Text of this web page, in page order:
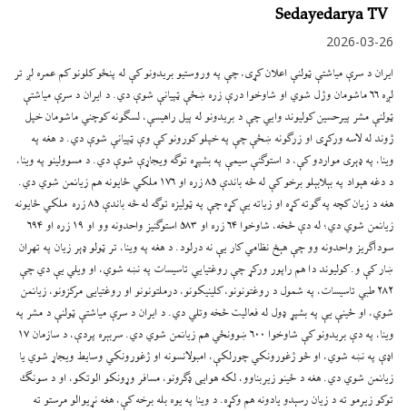
Sedayedarya TV
2026-03-26
ایران د سرې میاشتې ټولنې اعلان کړی، چې په وروستیو بریدونو کې له پنځو کلونو کم عمره لږ تر
لږه ۶۶ ماشومان وژل شوي او شاوخوا درې زره ښځې ټپیانې شوې دي. د ایران د سرې میاشتې
ټولنې مشر پیرحسین کولیوند وايي چې د بریدونو له پیل راهیسې، لسګونه کوچني ماشومان خپل
ژوند له لاسه ورکړی او زرګونه ښځې چې په خپلو کورونو کې وې ټپیانې شوې دي. د هغه په ​​
وینا، په ډېری مواردو کې، د استوګنې سیمې په بشپړه توګه ویجاړې شوې دي. د مسوولینو په وینا،
د دغه هېواد په بېلابېلو برخو کې له څه باندې ۸۵ زره او ۱۷۶ ملکي ځایونه هم زیانمن شوي دي.
هغه د زیان کچه په ګوته کړه او زیاته یې کړه چې په ټولیزه توګه له څه باندې ۸۵ زره ملکي ځایونه
زیانمن شوي دي؛ له دې څخه، شاوخوا ۶۴ زره او ۵۸۳ استوګنیز واحدونه وو او ۱۹ زره او ۶۹۴
سوداګریز واحدونه وو چې هېڅ نظامي کار یې نه درلود. د هغه په ​​وینا، تر ټولو ډېر زیان په تهران
ښار کې و. کولیوند دا هم راپور ورکړ چې روغتیايي تاسیسات په نښه شوي، او ویلي یې دي چې
۲۸۲ طبي تاسیسات، په شمول د روغتونونو، کلینیکونو، درملتونونو او روغتیایی مرکزونو، زیانمن
شوي، او ځینې یې په بشپړ ډول له فعالیت څخه وتلي دي. د ایران د سرې میاشتې ټولنې د مشر په
وینا، په دې بریدونو کې شاوخوا ۶۰۰ ښوونځي هم زیانمن شوي دي. سربېره پردې، د سازمان ۱۷
اډې په نښه شوي، او څو ژغورونکي چورلکې، امبولانسونه او ژغورونکي وسایط ویجاړ شوي یا
زیانمن شوي دي. هغه د ځینو زیربناوو، لکه هوایی ډګرونو، مسافر وړونکو الوتکو، او د سونګ
توکو زیرمو ته د زیان رسېدو یادونه هم وکړه. د وینا په یوه بله برخه کې، هغه نړیوالو مرستو ته